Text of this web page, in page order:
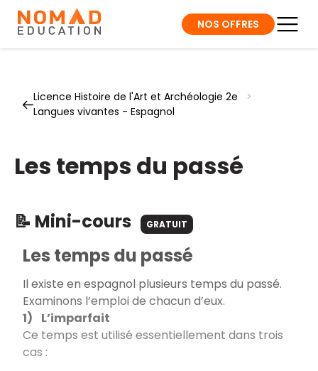
NOS OFFRES
Licence Histoire de l'Art et Archéologie 2e
>
Langues vivantes - Espagnol
Les temps du passé
📝 Mini-cours GRATUIT
Les temps du passé
Il existe en espagnol plusieurs temps du passé.
Examinons l’emploi de chacun d’eux.
1) L’imparfait
Ce temps est utilisé essentiellement dans trois
cas :